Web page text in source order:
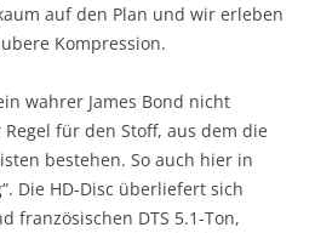
auf den Plan und wir erleben
Kompression.
wahrer James Bond nicht
für den Stoff, aus dem die
bestehen. So auch hier in
Die HD-Disc überliefert sich
französischen DTS 5.1-Ton,